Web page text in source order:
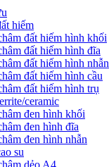
hiếm
đất hiếm hình khối
đất hiếm hình đĩa
đất hiếm hình nhẫn
đất hiếm hình cầu
đất hiếm hình trụ
ceramic
đen hình khối
đen hình đĩa
đen hình nhẫn
su
dẻo A4